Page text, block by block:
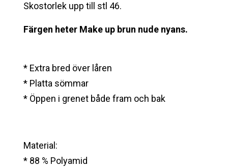
Skostorlek upp till stl 46.
Färgen heter Make up brun nude nyans.
* Extra bred över låren
* Platta sömmar
* Öppen i grenet både fram och bak
Material:
* 88 % Polyamid